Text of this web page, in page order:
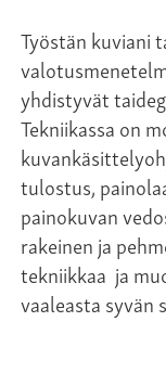
Työstän kuviani
yhdistyvät
Tekniikassa on
tulostus,
painokuvan
rakeinen ja
tekniikkaa ja
vaaleasta syvän